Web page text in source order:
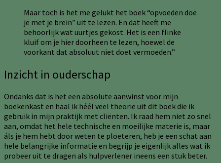
Maar toch is het me gelukt het boek “opvoeden doe
je met je brein” uit te lezen. En dat heeft me
behoorlijk wat uurtjes gekost. Het is een flinke
kluif om je hier doorheen te lezen, hoewel de
voorkant dat absoluut niet doet vermoeden.”
Inzicht in ouderschap
Ondanks dat is het een absolute aanwinst voor mijn
boekenkast en haal ik héél veel theorie uit dit boek die ik
gebruik in mijn praktijk met cliënten. Ik raad hem niet zo snel
aan, omdat het hele technische en moeilijke materie is, maar
áls je hem hebt door weten te ploeteren, heb je een schat aan
hele belangrijke informatie en begrijp je eigenlijk alles wat ik
probeer uit te dragen als hulpverlener ineens een stuk beter.